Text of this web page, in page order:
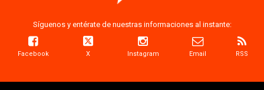
Síguenos y entérate de nuestras informaciones al instante:
Facebook X Instagram Email RSS